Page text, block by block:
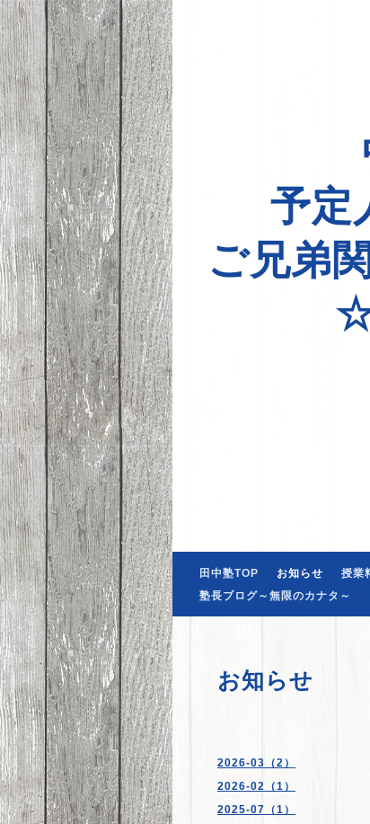
予定
ご兄弟
☆
田中塾TOP お知らせ 授業
塾長ブログ～無限のカナタ～
2026-03（2）
2026-02（1）
2025-07（1）
お知らせ